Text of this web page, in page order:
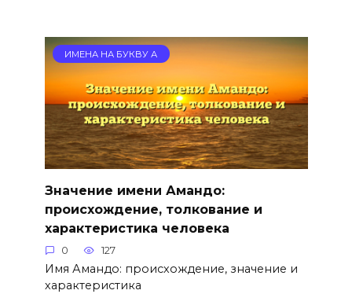
ИМЕНА НА БУКВУ А
Значение имени Амандо:
происхождение, толкование и
характеристика человека
0 127
Имя Амандо: происхождение, значение и
характеристика